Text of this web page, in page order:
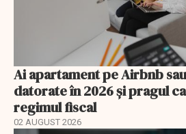
Ai apartament pe Airbnb
datorate în 2026 și pragul
regimul fiscal
02 AUGUST 2026